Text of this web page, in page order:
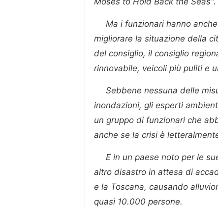
Ma i funzionari hanno
migliorare la situazione della
del consiglio, il consiglio
rinnovabile, veicoli più puliti e
Sebbene nessuna delle
inondazioni, gli esperti
un gruppo di funzionari che
anche se la crisi è
E in un paese noto per le
altro disastro in attesa di
e la Toscana, causando
quasi 10.000 persone.